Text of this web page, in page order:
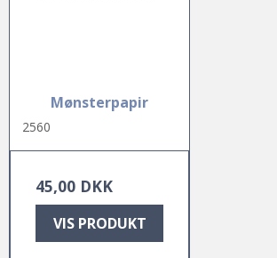
Mønsterpapir
2560
45,00 DKK
VIS PRODUKT